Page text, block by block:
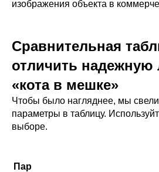
изображения объекта в
Сравнительная
отличить надежную
«кота в мешке»
Чтобы было нагляднее, мы
параметры в таблицу.
выборе.
Пар